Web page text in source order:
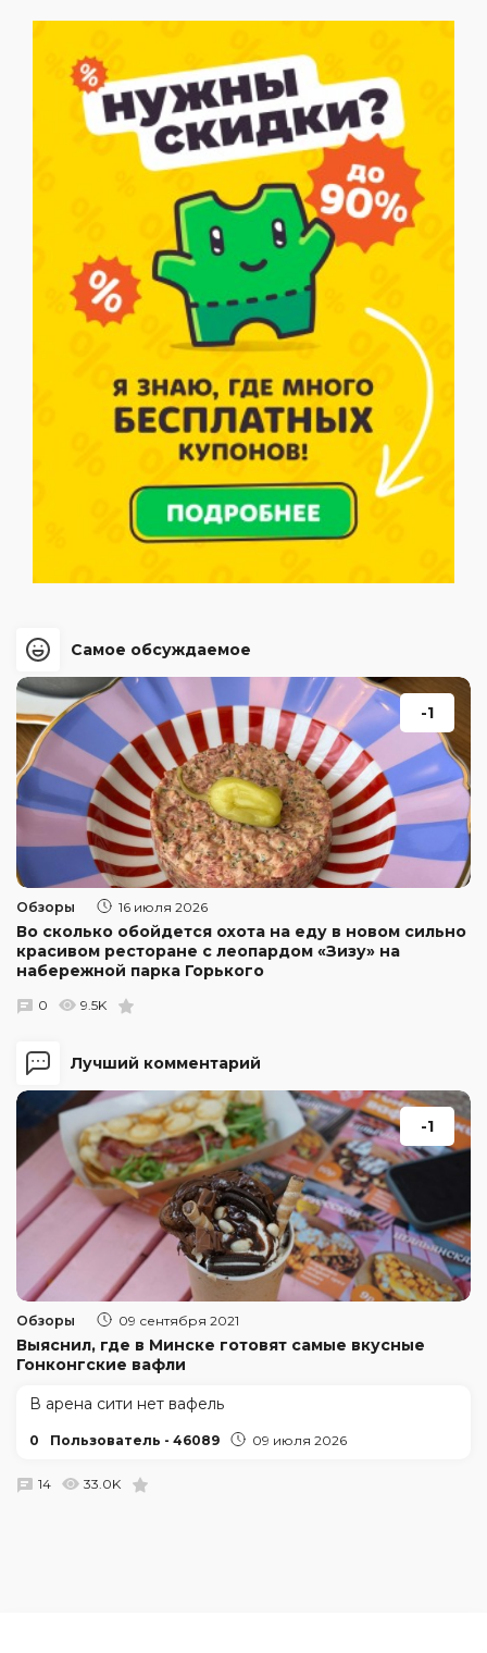
Лучший комментарий
-1
Обзоры 09 сентября 2021
Выяснил, где в Минске готовят самые вкусные
Гонконгские вафли
В арена сити нет вафель
0 Пользователь - 46089 09 июля 2026
14 33.0K
Самое обсуждаемое
-1
Обзоры 16 июля 2026
Во сколько обойдется охота на еду в новом сильно
красивом ресторане с леопардом «Зизу» на
набережной парка Горького
0 9.5K